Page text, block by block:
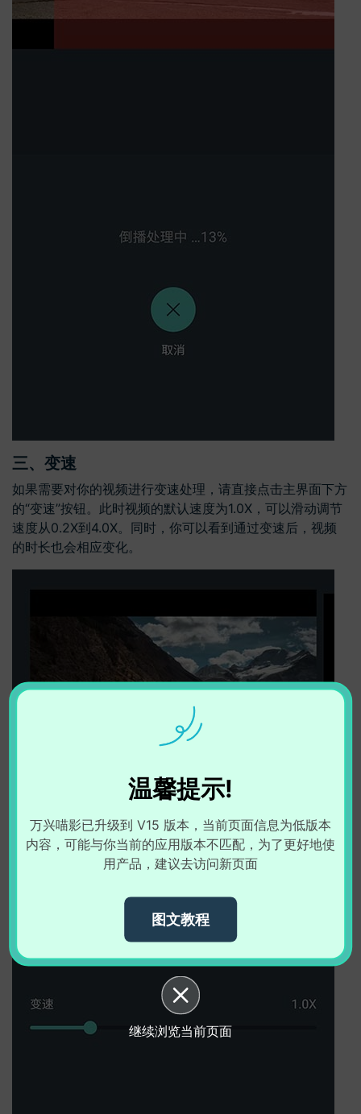
三、变速
如果需要对你的视频进行变速处理，请直接点击主界面下方
的“变速”按钮。此时视频的默认速度为1.0X，可以滑动调节
速度从0.2X到4.0X。同时，你可以看到通过变速后，视频
的时长也会相应变化。
温馨提示!
万兴喵影已升级到 V15 版本，当前页面信息为低版本
内容，可能与你当前的应用版本不匹配，为了更好地使
用产品，建议去访问新页面
图文教程
继续浏览当前页面